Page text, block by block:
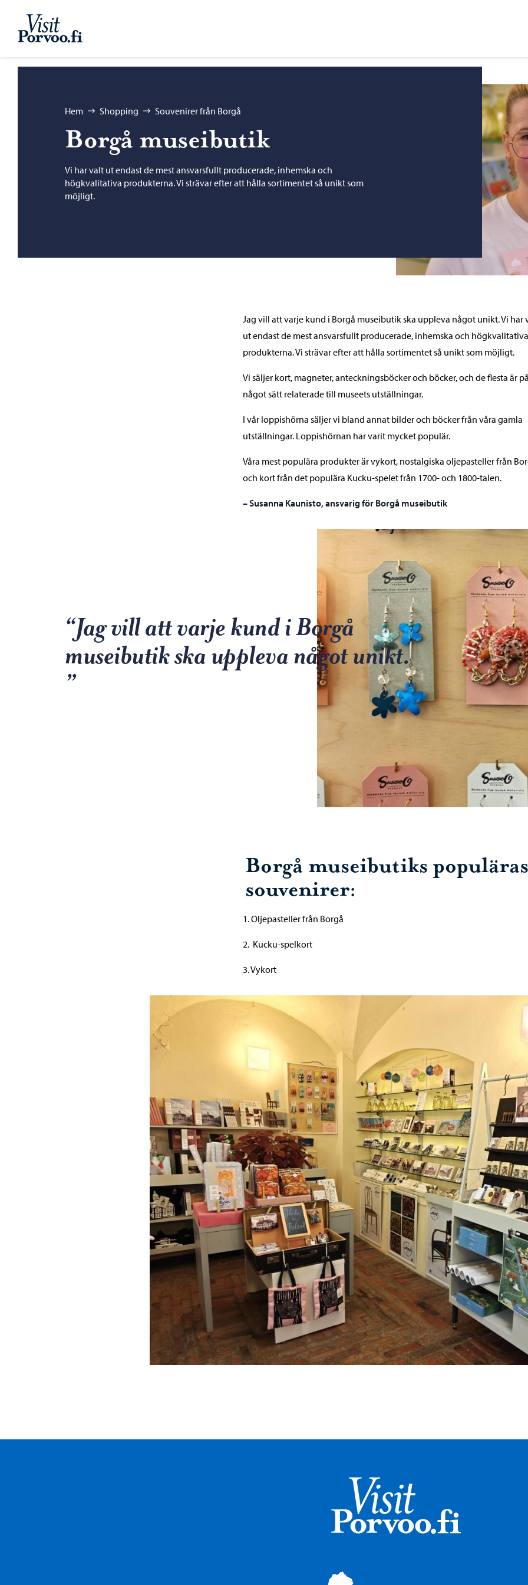
Bläddra:
Hem Shopping Souvenirer från Borgå
Borgå museibutik
Vi har valt ut endast de mest ansvarsfullt producerade, inhemska och
högkvalitativa produkterna. Vi strävar efter att hålla sortimentet så unikt som
möjligt.
Jag vill att varje kund i Borgå museibutik ska uppleva något unikt. Vi har
ut endast de mest ansvarsfullt producerade, inhemska och högkvalitativa
produkterna. Vi strävar efter att hålla sortimentet så unikt som möjligt.
Vi säljer kort, magneter, anteckningsböcker och böcker, och de flesta är
något sätt relaterade till museets utställningar.
I vår loppishörna säljer vi bland annat bilder och böcker från våra gamla
utställningar. Loppishörnan har varit mycket populär.
Våra mest populära produkter är vykort, nostalgiska oljepasteller från
och kort från det populära Kucku-spelet från 1700- och 1800-talen.
– Susanna Kaunisto, ansvarig för Borgå museibutik
“Jag vill att varje kund i Borgå
museibutik ska uppleva något unikt.
”
Borgå museibutiks
souvenirer:
1. Oljepasteller från Borgå
2. Kucku-spelkort
3. Vykort